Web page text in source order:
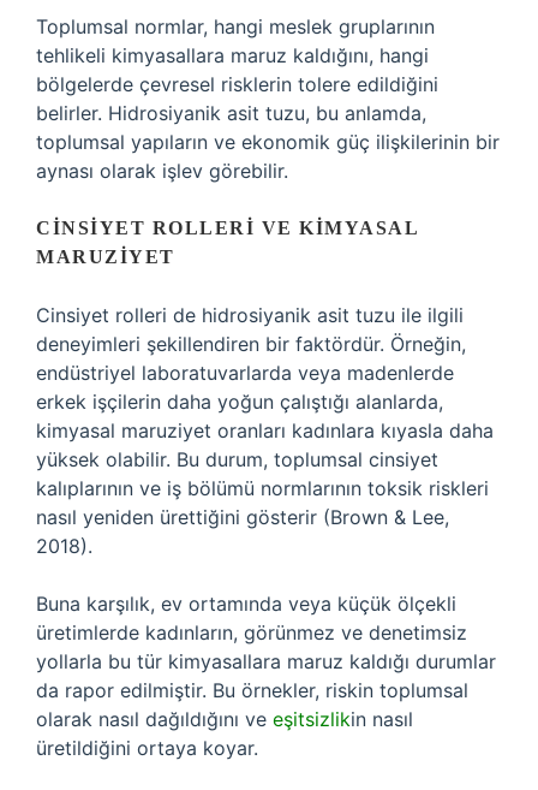
Toplumsal normlar, hangi meslek gruplarının
tehlikeli kimyasallara maruz kaldığını, hangi
bölgelerde çevresel risklerin tolere edildiğini
belirler. Hidrosiyanik asit tuzu, bu anlamda,
toplumsal yapıların ve ekonomik güç ilişkilerinin bir
aynası olarak işlev görebilir.
CINSIYET ROLLERI VE KIMYASAL
MARUZIYET
Cinsiyet rolleri de hidrosiyanik asit tuzu ile ilgili
deneyimleri şekillendiren bir faktördür. Örneğin,
endüstriyel laboratuvarlarda veya madenlerde
erkek işçilerin daha yoğun çalıştığı alanlarda,
kimyasal maruziyet oranları kadınlara kıyasla daha
yüksek olabilir. Bu durum, toplumsal cinsiyet
kalıplarının ve iş bölümü normlarının toksik riskleri
nasıl yeniden ürettiğini gösterir (Brown & Lee,
2018).
Buna karşılık, ev ortamında veya küçük ölçekli
üretimlerde kadınların, görünmez ve denetimsiz
yollarla bu tür kimyasallara maruz kaldığı durumlar
da rapor edilmiştir. Bu örnekler, riskin toplumsal
olarak nasıl dağıldığını ve eşitsizlikin nasıl
üretildiğini ortaya koyar.